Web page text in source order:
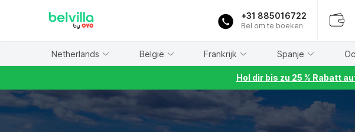
+31 885016722
Bel om te boeken
Netherlands België Frankrijk Spanje
Hol dir bis zu 25 % Rabatt